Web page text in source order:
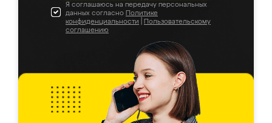
Я соглашаюсь на передачу персональных
данных согласно Политике
конфиденциальности
Пользовательскому
соглашению